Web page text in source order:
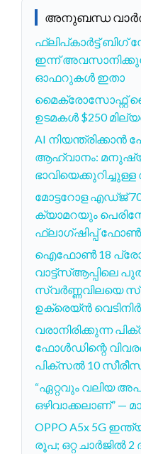
അനുബന്ധ
ഫ്ലിപ്കാർട്ട്
ഇന്ന്
ഓഫറുകൾ ഇതാ
മൈക്രോസോഫ്റ്റ്
ഉടമകൾ $250
AI നിയന്ത്രിക്കാൻ
ആഹ്വാനം:
മോട്ടറോള എഡ്ജ്
ക്യാമറയും
ഫ്ലാഗ്ഷിപ്പ്
ഐഫോൺ 18 പ്രോ
വാട്ട്‌സ്ആപ്പിലെ
സ്വർണ്ണവിലയെ
ഉക്രെയ്ൻ
വരാനിരിക്കുന്ന
ഫോൾഡിന്റെ
പിക്സൽ 10
“ഏറ്റവും വലിയ
ഒഴിവാക്കലാണ്” —
OPPO A5x 5G
രൂപ; ഒറ്റ ചാര്‍ജില്‍ 2